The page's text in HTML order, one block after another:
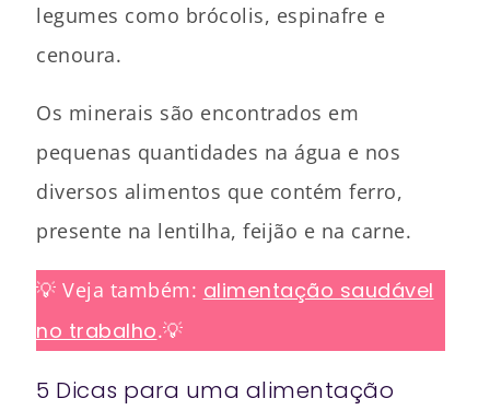
legumes como brócolis, espinafre e
cenoura.
Os minerais são encontrados em
pequenas quantidades na água e nos
diversos alimentos que contém ferro,
presente na lentilha, feijão e na carne.
💡 Veja também: alimentação saudável
no trabalho.💡
5 Dicas para uma alimentação